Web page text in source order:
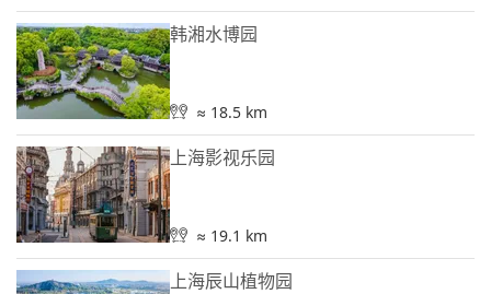
韩湘水博园
≈ 18.5 km
上海影视乐园
≈ 19.1 km
上海辰山植物园